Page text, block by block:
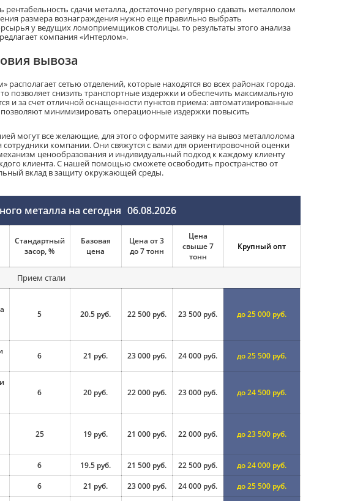
сдачи металла, достаточно регулярно сдавать металлолом
размера вознаграждения нужно еще правильно выбрать
у ведущих ломоприемщиков столицы, то результаты этого анализа
компания «Интерлом».
вывоза
сетью отделений, которые находятся во всех районах города.
позволяет снизить транспортные издержки и обеспечить максимальную
и за счет отличной оснащенности пунктов приема: автоматизированные
минимизировать операционные издержки повысить
могут все желающие, для этого оформите заявку на вывоз металлолома
сотрудники компании. Они свяжутся с вами для ориентировочной оценки
ценообразования и индивидуальный подход к каждому клиенту
клиента. С нашей помощью сможете освободить пространство от
вклад в защиту окружающей среды.
металла на сегодня 06.08.2026
Стандартный
засор, %
Базовая
цена
Цена от 3
до 7 тонн
Цена
свыше 7
тонн
Крупный опт
Прием стали
5 20.5 руб. 22 500 руб. 23 500 руб. до 25 000 руб.
6 21 руб. 23 000 руб. 24 000 руб. до 25 500 руб.
6 20 руб. 22 000 руб. 23 000 руб. до 24 500 руб.
25 19 руб. 21 000 руб. 22 000 руб. до 23 500 руб.
6 19.5 руб. 21 500 руб. 22 500 руб.
до 24 000 руб.
6 21 руб. 23 000 руб. 24 000 руб. до 25 500 руб.